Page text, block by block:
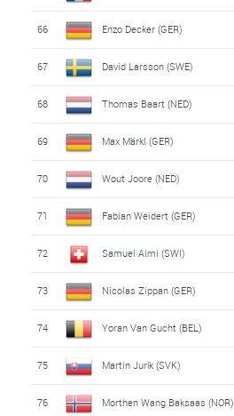
66 Enzo Decker (GER)
67 David Larsson (SWE)
68 Thomas Baart (NED)
69 Max Märkl (GER)
70 Wout Joore (NED)
71 Fabian Weidert (GER)
72 Samuel Aimi (SWI)
73 Nicolas Zippan (GER)
74 Yoran Van Gucht (BEL)
75 Martin Jurík (SVK)
76 Morthen Wang Baksaas (NOR)